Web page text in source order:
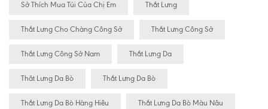
Sở Thích Mua Túi Của Chị Em Thắt Lưng
Thắt Lưng Cho Chàng Công Sở Thắt Lưng Công Sở
Thắt Lưng Công Sở Nam Thắt Lưng Da
Thăt Lưng Da Bò Thắt Lưng Da Bò
Thắt Lưng Da Bò Hàng Hiêu Thắt Lưng Da Bò Màu Nâu